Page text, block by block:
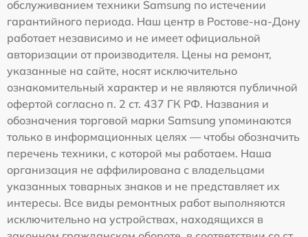
обслуживанием техники Samsung по истечении
гарантийного периода. Наш центр в Ростове-на-Дону
работает независимо и не имеет официальной
авторизации от производителя. Цены на ремонт,
указанные на сайте, носят исключительно
ознакомительный характер и не являются публичной
офертой согласно п. 2 ст. 437 ГК РФ. Названия и
обозначения торговой марки Samsung упоминаются
только в информационных целях — чтобы обозначить
перечень техники, с которой мы работаем. Наша
организация не аффилирована с владельцами
указанных товарных знаков и не представляет их
интересы. Все виды ремонтных работ выполняются
исключительно на устройствах, находящихся в